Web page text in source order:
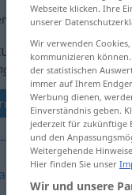
anklicken/antippen)
dokumentem
akt
Webseite klicken. Ihre
unserer
Wir verwenden
kommunizieren
der statistischen
immer auf Ihrem
Werbung dienen,
Einverständnis geben.
jederzeit für zukünftige
und den
Weitergehende
Hier finden Sie unser
Wir und unsere